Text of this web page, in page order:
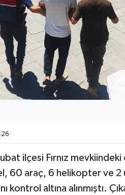
ilçesi Fırnız mevkiindeki
60 araç, 6 helikopter ve 2
kontrol altına alınmıştı.